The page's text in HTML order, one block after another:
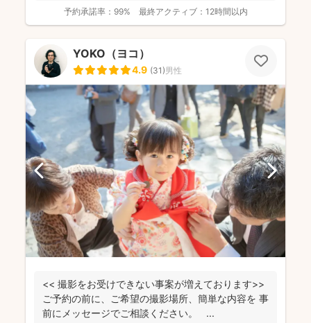
予約承諾率： 99% 最終アクティブ： 12時間以内
YOKO（ヨコ）
4.9 (31)男性
<< 撮影をお受けできない事案が増えております>>
ご予約の前に、ご希望の撮影場所、簡単な内容を 事
前にメッセージでご相談ください。 ...